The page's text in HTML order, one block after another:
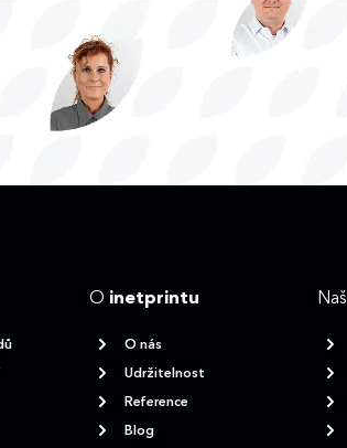
O inetprintu
O nás
Udržitelnost
Reference
Blog